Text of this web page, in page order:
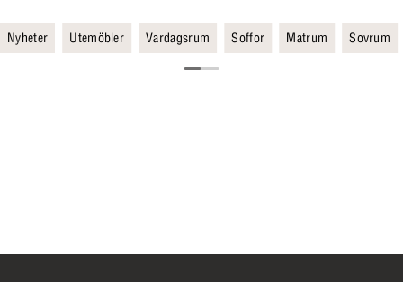
Nyheter Utemöbler Vardagsrum Soffor Matrum Sovrum